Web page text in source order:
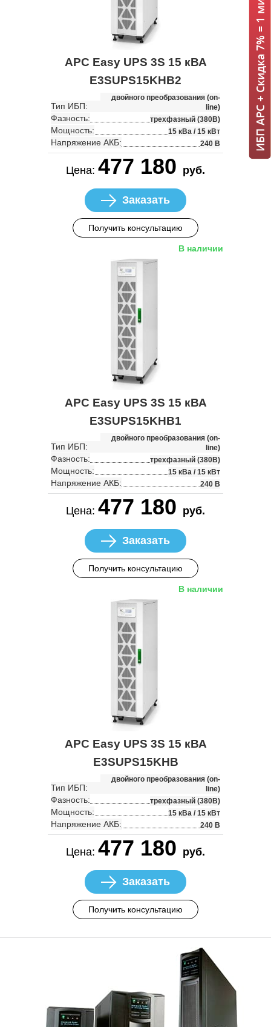
APC Easy UPS 3S 15 кВА
E3SUPS15KHB2
Тип ИБП:
двойного преобразования (on-
line)
Фазность: трехфазный (380В)
Мощность: 15 кВа / 15 кВт
Напряжение АКБ: 240 В
Цена: 477 180 руб.
Заказать
Получить консультацию
В наличии
APC Easy UPS 3S 15 кВА
E3SUPS15KHB1
Тип ИБП:
двойного преобразования (on-
line)
Фазность: трехфазный (380В)
Мощность: 15 кВа / 15 кВт
Напряжение АКБ: 240 В
Цена: 477 180 руб.
Заказать
Получить консультацию
В наличии
APC Easy UPS 3S 15 кВА
E3SUPS15KHB
Тип ИБП:
двойного преобразования (on-
line)
Фазность: трехфазный (380В)
Мощность: 15 кВа / 15 кВт
Напряжение АКБ: 240 В
Цена: 477 180 руб.
Заказать
Получить консультацию
ИБП APC + Скидка 7% = 1 мин!